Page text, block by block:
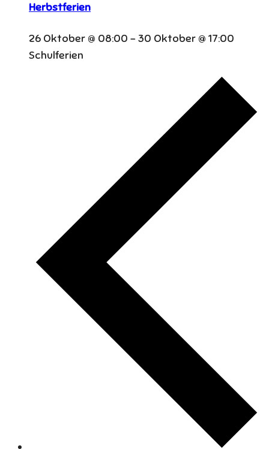
Herbstferien
26 Oktober @ 08:00 -30 Oktober @ 17:00
Schulferien